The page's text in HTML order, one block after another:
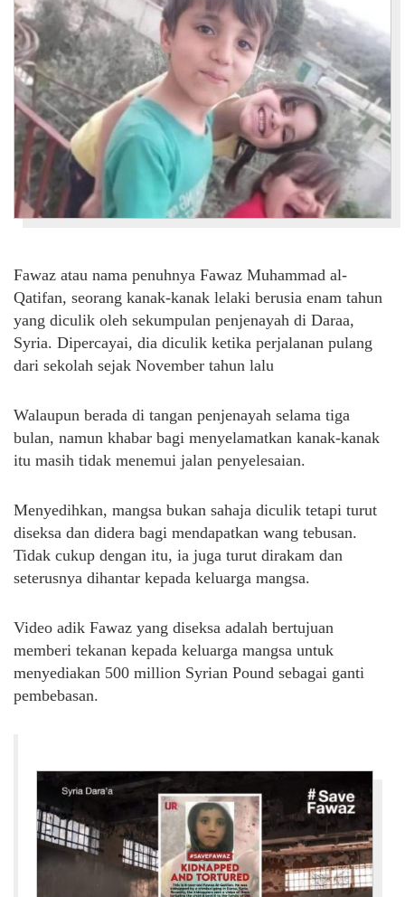
Fawaz atau nama penuhnya Fawaz Muhammad al-
Qatifan, seorang kanak-kanak lelaki berusia enam tahun
yang diculik oleh sekumpulan penjenayah di Daraa,
Syria. Dipercayai, dia diculik ketika perjalanan pulang
dari sekolah sejak November tahun lalu
Walaupun berada di tangan penjenayah selama tiga
bulan, namun khabar bagi menyelamatkan kanak-kanak
itu masih tidak menemui jalan penyelesaian.
Menyedihkan, mangsa bukan sahaja diculik tetapi turut
diseksa dan didera bagi mendapatkan wang tebusan.
Tidak cukup dengan itu, ia juga turut dirakam dan
seterusnya dihantar kepada keluarga mangsa.
Video adik Fawaz yang diseksa adalah bertujuan
memberi tekanan kepada keluarga mangsa untuk
menyediakan 500 million Syrian Pound sebagai ganti
pembebasan.